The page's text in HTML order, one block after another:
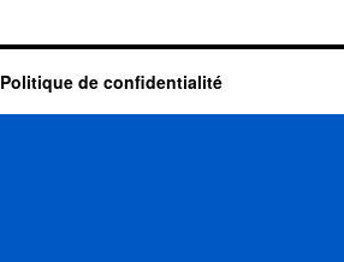
Politique de confidentialité